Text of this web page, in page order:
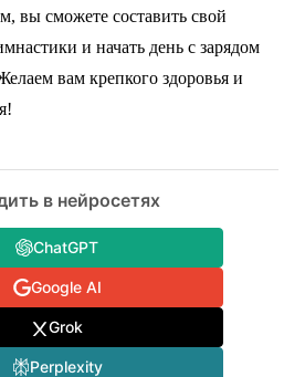
вы сможете составить свой
и начать день с зарядом
вам крепкого здоровья и
в нейросетях
ChatGPT
Google AI
Grok
Perplexity